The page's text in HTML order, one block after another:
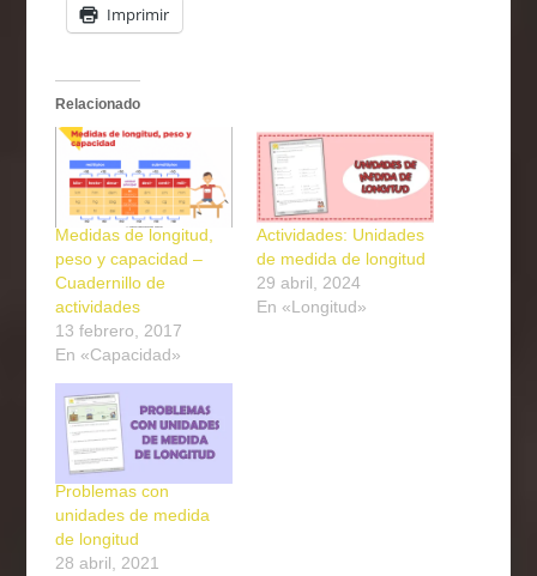
Imprimir
Relacionado
Medidas de longitud,
peso y capacidad –
Cuadernillo de
actividades
13 febrero, 2017
En «Capacidad»
Actividades: Unidades
de medida de longitud
29 abril, 2024
En «Longitud»
Problemas con
unidades de medida
de longitud
28 abril, 2021